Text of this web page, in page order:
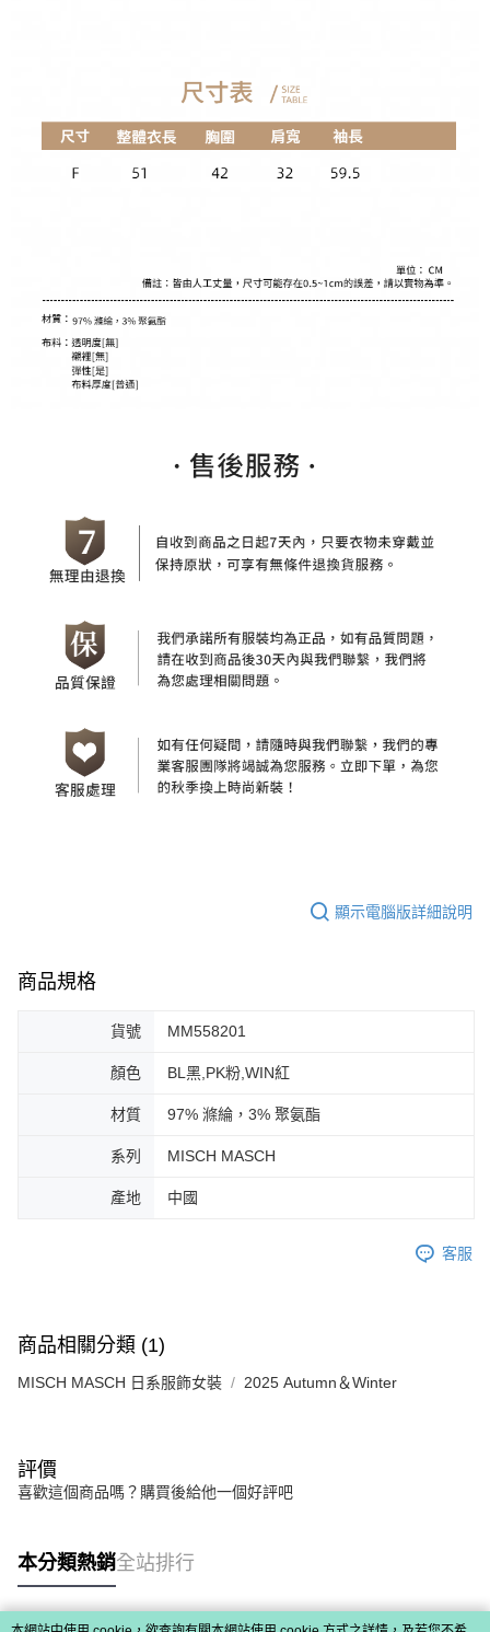
顯示電腦版詳細說明
商品規格
貨號 MM558201
顏色 BL黑,PK粉,WIN紅
材質 97% 滌綸，3% 聚氨酯
系列 MISCH MASCH
產地 中國
客服
商品相關分類 (1)
MISCH MASCH 日系服飾女裝 2025 Autumn＆Winter
評價
喜歡這個商品嗎？購買後給他一個好評吧
本分類熱銷全站排行